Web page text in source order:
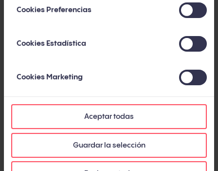
Cookies Preferencias
Cookies Estadística
Cookies Marketing
Aceptar todas
Guardar la selección
las reglas de hace dos generaciones.
actualizada: qué es el inbound marketing hoy,
metodología, métricas y herramientas necesitas,
independientes y de nuestra experiencia en más
de 450 proyectos a lo largo de 14 años.
Qué es el inbound marketing